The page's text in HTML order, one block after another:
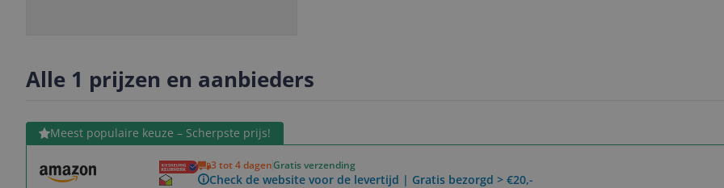
Alle 1 prijzen en aanbieders
Meest populaire keuze – Scherpste prijs!
3 tot 4 dagenGratis verzending
Check de website voor de levertijd | Gratis bezorgd > €20,-
Bekijk product